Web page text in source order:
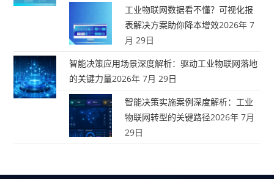
工业物联网数据看不懂？可视化报
表解决方案助你降本增效2026年 7
月 29日
智能决策应用场景深度解析：驱动工业物联网落地
的关键力量2026年 7月 29日
智能决策实施案例深度解析：工业
物联网转型的关键路径2026年 7月
29日